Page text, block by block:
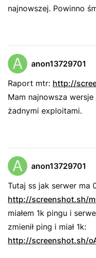
najnowszej. Powinno
anon13729701
Raport mtr: http://
Mam najnowsza
żadnymi exploitami.
anon13729701
Tutaj ss jak serwer ma
http://screenshot.sh/
miałem 1k pingu i
zmienił ping i miał 1k:
http://screenshot.sh/